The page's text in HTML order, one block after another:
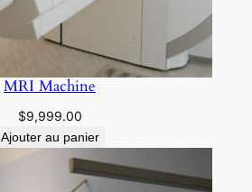
MRI Machine
$9,999.00
Ajouter au panier